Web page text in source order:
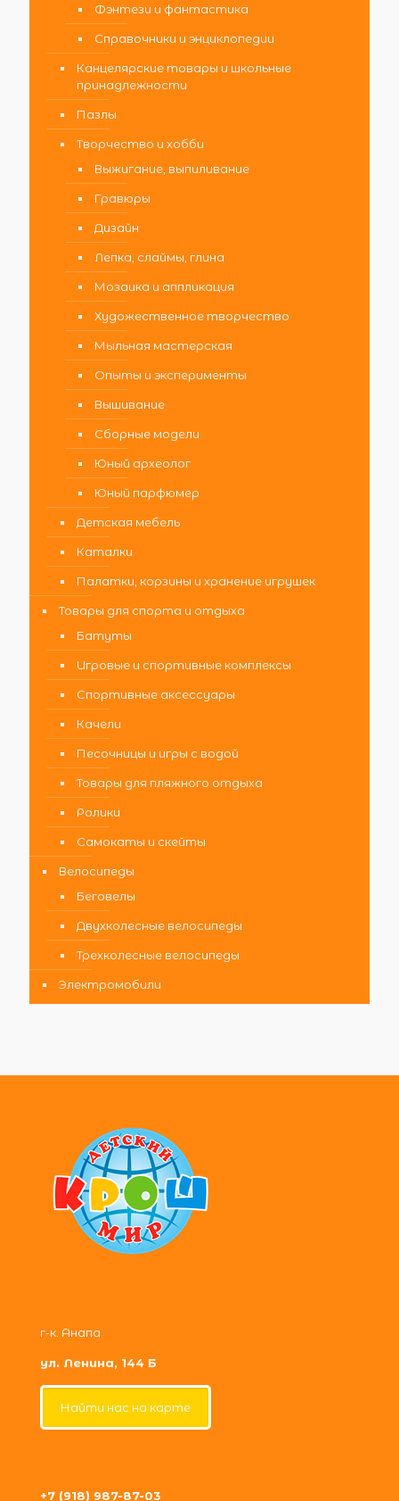
Фэнтези и фантастика
Справочники и энциклопедии
Канцелярские товары и школьные
принадлежности
Пазлы
Творчество и хобби
Выжигание, выпиливание
Гравюры
Дизайн
Лепка, слаймы, глина
Мозаика и аппликация
Художественное творчество
Мыльная мастерская
Опыты и эксперименты
Вышивание
Сборные модели
Юный археолог
Юный парфюмер
Детская мебель
Каталки
Палатки, корзины и хранение игрушек
Товары для спорта и отдыха
Батуты
Игровые и спортивные комплексы
Спортивные аксессуары
Качели
Песочницы и игры с водой
Товары для пляжного отдыха
Ролики
Самокаты и скейты
Велосипеды
Беговелы
Двухколесные велосипеды
Трехколесные велосипеды
Электромобили
г-к. Анапа
ул. Ленина, 144 Б
Найти нас на карте
+7 (918) 987-87-03